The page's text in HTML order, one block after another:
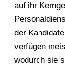
auf ihr
der
verfügen
wodurch sie